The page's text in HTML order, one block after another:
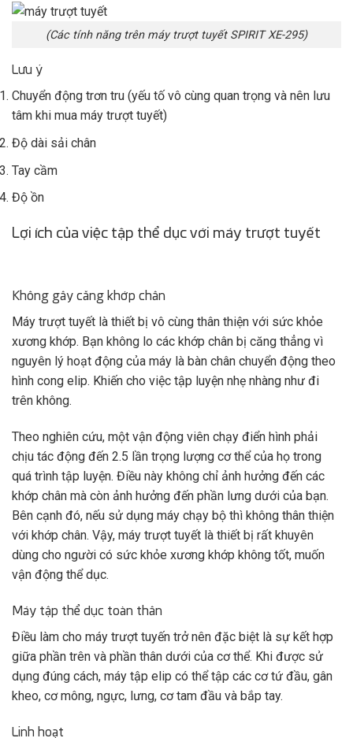
(Các tính năng trên máy trượt tuyết SPIRIT XE-295)
Lưu ý
Chuyển động trơn tru (yếu tố vô cùng quan trọng và nên lưu
tâm khi mua máy trượt tuyết)
Độ dài sải chân
Tay cầm
Độ ồn
Lợi ích của việc tập thể dục với máy trượt tuyết
Không gây căng khớp chân
Máy trượt tuyết là thiết bị vô cùng thân thiện với sức khỏe
xương khớp. Bạn không lo các khớp chân bị căng thẳng vì
nguyên lý hoạt động của máy là bàn chân chuyển động theo
hình cong elip. Khiến cho việc tập luyện nhẹ nhàng như đi
trên không.
Theo nghiên cứu, một vận động viên chạy điển hình phải
chịu tác động đến 2.5 lần trọng lượng cơ thể của họ trong
quá trình tập luyện. Điều này không chỉ ảnh hưởng đến các
khớp chân mà còn ảnh hưởng đến phần lưng dưới của bạn.
Bên cạnh đó, nếu sử dụng máy chạy bộ thì không thân thiện
với khớp chân. Vậy, máy trượt tuyết là thiết bị rất khuyên
dùng cho người có sức khỏe xương khớp không tốt, muốn
vận động thể dục.
Máy tập thể dục toàn thân
Điều làm cho máy trượt tuyến trở nên đặc biệt là sự kết hợp
giữa phần trên và phần thân dưới của cơ thể. Khi được sử
dụng đúng cách, máy tập elip có thể tập các cơ tứ đầu, gân
kheo, cơ mông, ngực, lưng, cơ tam đầu và bắp tay.
Linh hoạt